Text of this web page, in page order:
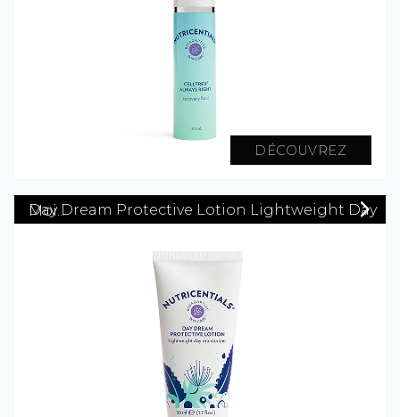
DÉCOUVREZ
Day Dream Protective Lotion Lightweight Day Moi...